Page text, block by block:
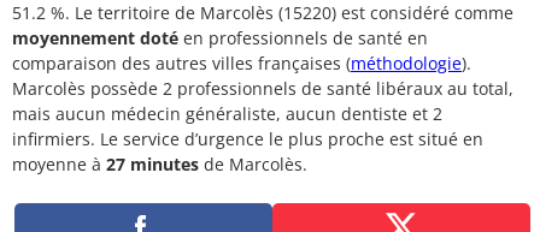
51.2 %. Le territoire de Marcolès (15220) est considéré comme
moyennement doté en professionnels de santé en
comparaison des autres villes françaises (méthodologie).
Marcolès possède 2 professionnels de santé libéraux au total,
mais aucun médecin généraliste, aucun dentiste et 2
infirmiers. Le service d’urgence le plus proche est situé en
moyenne à 27 minutes de Marcolès.